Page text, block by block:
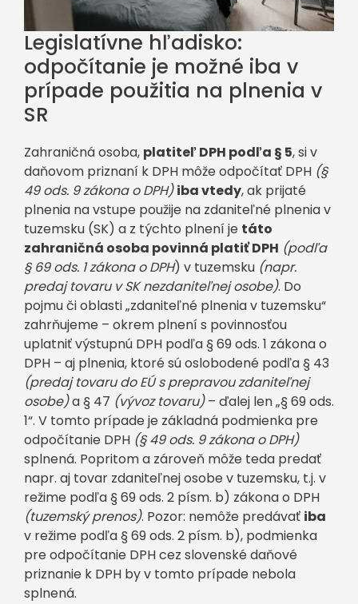
Legislatívne hľadisko:
odpočítanie je možné iba v
prípade použitia na plnenia v
SR
Zahraničná osoba, platiteľ DPH podľa § 5, si v
daňovom priznaní k DPH môže odpočítať DPH (§
49 ods. 9 zákona o DPH) iba vtedy, ak prijaté
plnenia na vstupe použije na zdaniteľné plnenia v
tuzemsku (SK) a z týchto plnení je táto
zahraničná osoba povinná platiť DPH (podľa
§ 69 ods. 1 zákona o DPH) v tuzemsku (napr.
predaj tovaru v SK nezdaniteľnej osobe). Do
pojmu či oblasti „zdaniteľné plnenia v tuzemsku“
zahrňujeme – okrem plnení s povinnosťou
uplatniť výstupnú DPH podľa § 69 ods. 1 zákona o
DPH – aj plnenia, ktoré sú oslobodené podľa § 43
(predaj tovaru do EÚ s prepravou zdaniteľnej
osobe)a § 47 (vývoz tovaru)– ďalej len „§ 69 ods.
1“. V tomto prípade je základná podmienka pre
odpočítanie DPH (§ 49 ods. 9 zákona o DPH)
splnená. Popritom a zároveň môže teda predať
napr. aj tovar zdaniteľnej osobe v tuzemsku, t.j. v
režime podľa § 69 ods. 2 písm. b) zákona o DPH
(tuzemský prenos). Pozor: nemôže predávať iba
v režime podľa § 69 ods. 2 písm. b), podmienka
pre odpočítanie DPH cez slovenské daňové
priznanie k DPH by v tomto prípade nebola
splnená.